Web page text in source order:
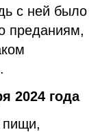
с ней было
преданиям,
2024 года
пищи,